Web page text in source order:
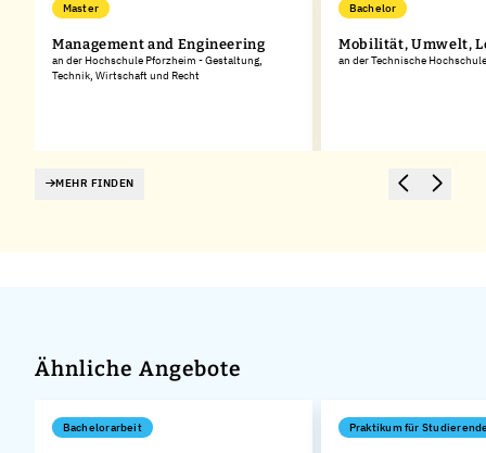
Master
Management and Engineering
an der Hochschule Pforzheim - Gestaltung,
Technik, Wirtschaft und Recht
Bachelor
Mobilität, Umwelt,
an der Technische
MEHR FINDEN
Ähnliche Angebote
Bachelorarbeit Praktikum für